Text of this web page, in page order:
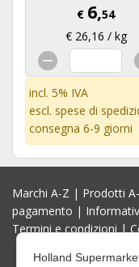
€ 6,54
€ 26,16 / kg
incl. 5% IVA
escl. spese di
consegna 6-9 giorni
Marchi A-Z | Prodotti
pagamento |
Termini e condizioni|
Holland